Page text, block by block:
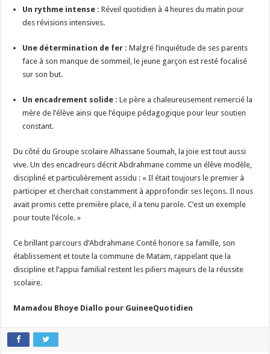
Un rythme intense : Réveil quotidien à 4 heures du matin pour
des révisions intensives.
Une détermination de fer : Malgré l’inquiétude de ses parents
face à son manque de sommeil, le jeune garçon est resté focalisé
sur son but.
Un encadrement solide : Le père a chaleureusement remercié la
mère de l’élève ainsi que l’équipe pédagogique pour leur soutien
constant.
Du côté du Groupe scolaire Alhassane Soumah, la joie est tout aussi
vive. Un des encadreurs décrit Abdrahmane comme un élève modèle,
discipliné et particulièrement assidu : « Il était toujours le premier à
participer et cherchait constamment à approfondir ses leçons. Il nous
avait promis cette première place, il a tenu parole. C’est un exemple
pour toute l’école. »
Ce brillant parcours d’Abdrahmane Conté honore sa famille, son
établissement et toute la commune de Matam, rappelant que la
discipline et l’appui familial restent les piliers majeurs de la réussite
scolaire.
Mamadou Bhoye Diallo pour GuineeQuotidien